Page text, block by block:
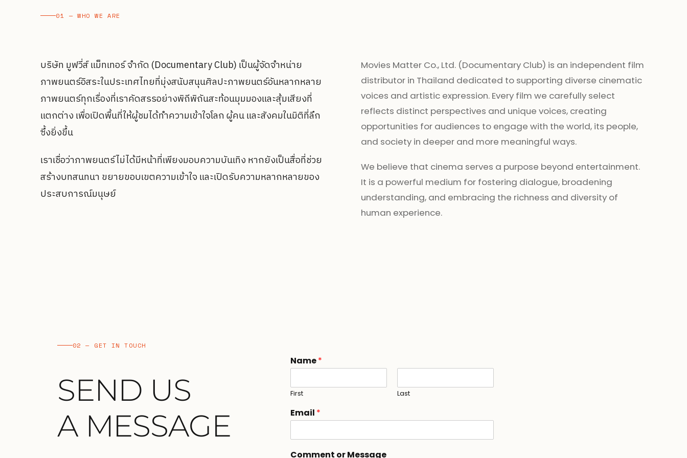
01 — WHO WE ARE
บริษัท มูฟวี่ส์ แม็ทเทอร์ จำกัด (Documentary Club) เป็นผู้จัดจำหน่าย
ภาพยนตร์อิสระในประเทศไทยที่มุ่งสนับสนุนศิลปะภาพยนตร์อันหลากหลาย
ภาพยนตร์ทุกเรื่องที่เราคัดสรรอย่างพิถีพิถันสะท้อนมุมมองและสุ้มเสียงที่
แตกต่าง เพื่อเปิดพื้นที่ให้ผู้ชมได้ทำความเข้าใจโลก ผู้คน และสังคมในมิติที่ลึก
ซึ้งยิ่งขึ้น
เราเชื่อว่าภาพยนตร์ไม่ได้มีหน้าที่เพียงมอบความบันเทิง หากยังเป็นสื่อที่ช่วย
สร้างบทสนทนา ขยายขอบเขตความเข้าใจ และเปิดรับความหลากหลายของ
ประสบการณ์มนุษย์
Movies Matter Co., Ltd. (Documentary Club) is an independent film
distributor in Thailand dedicated to supporting diverse cinematic
voices and artistic expression. Every film we carefully select
reflects distinct perspectives and unique voices, creating
opportunities for audiences to engage with the world, its people,
and society in deeper and more meaningful ways.
We believe that cinema serves a purpose beyond entertainment.
It is a powerful medium for fostering dialogue, broadening
understanding, and embracing the richness and diversity of
human experience.
02 — GET IN TOUCH
SEND US
A MESSAGE
o
r
o
m
e
t
Name*
First Last
Email *
Comment or Message